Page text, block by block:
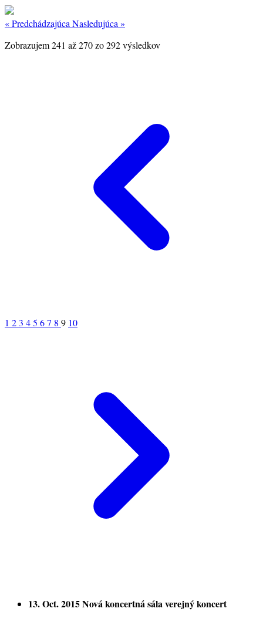
« Predchádzajúca Nasledujúca »
Zobrazujem241 až270zo292výsledkov
1 23 45 67 8 9 10
13. Oct. 2015Nová koncertná sálaverejný koncert